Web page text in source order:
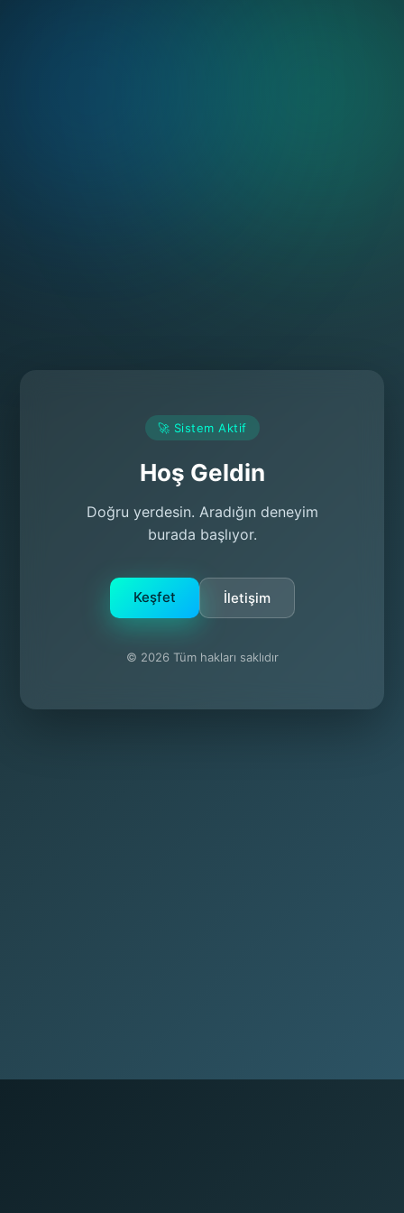
🚀 Sistem Aktif
Hoş Geldin
Doğru yerdesin. Aradığın deneyim
burada başlıyor.
Keşfet İletişim
© 2026 Tüm hakları saklıdır